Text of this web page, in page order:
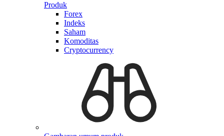
Produk
Forex
Indeks
Saham
Komoditas
Cryptocurrency